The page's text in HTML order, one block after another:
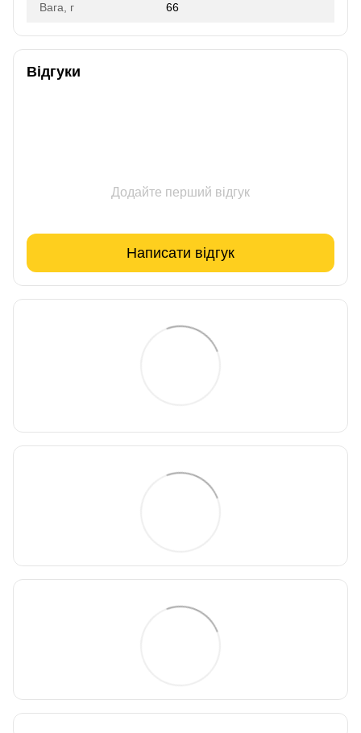
Вага, г 66
Відгуки
Додайте перший відгук
Написати відгук